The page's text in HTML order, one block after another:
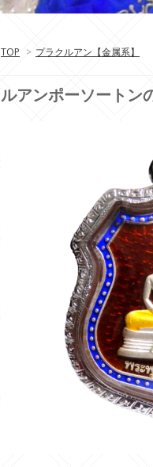
TOP > プラクルアン【金属系】
ルアンポーソートン